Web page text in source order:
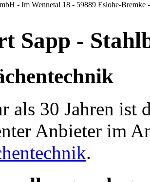
- Im Wennetal 18 - 59889 Eslohe-
Sapp -
als 30 Jahren ist
Anbieter im
.